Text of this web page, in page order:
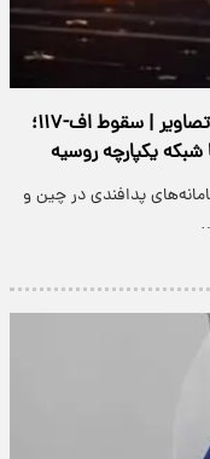
پایان سلطه پنهان‌کاری اف-۳۵‌های آمریکا + تصاویر | سقوط اف-۱۱۷؛
یکپارچه روسیه
پدافندی در چین و